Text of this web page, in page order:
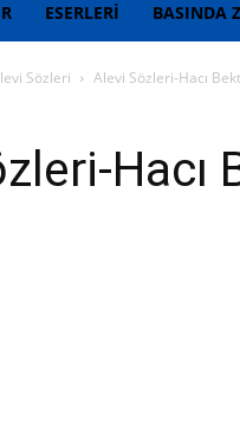
ESERLERİ BASINDA
Sözleri Alevi Sözleri-Hacı
Hacı